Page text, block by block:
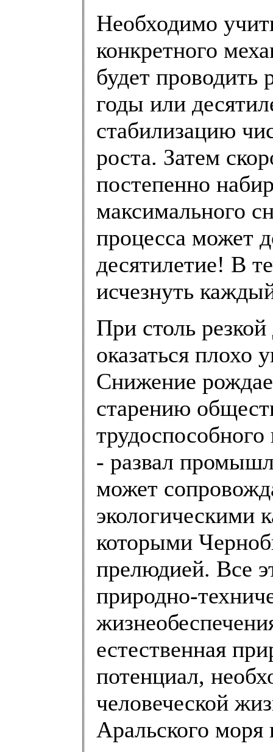
Необходимо
конкретного
будет
годы или
стабилизацию
роста. Затем
постепенно
максимального
процесса может
десятилетие! В
исчезнуть
При столь
оказаться
Снижение
старению
- развал
может
экологическими
которыми
прелюдией. Все
природно-
естественная
потенциал,
человеческой
Аральского моря